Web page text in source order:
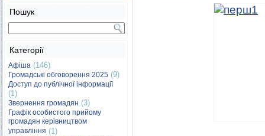
Пошук
Категорії
Афіша (146)
Громадські обговорення 2025 (9)
Доступ до публічної інформації
(1)
Звернення громадян (3)
Графік особистого прийому
громадян керівництвом
управління (1)